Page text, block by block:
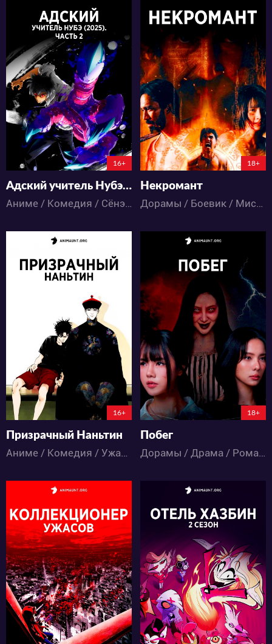
15889
65 15
16+
Адский учитель Нубэ (2025). Часть 2
Аниме / Комедия / Сёнэн / Ужасы / Школа
8825
19 12
18+
Некромант
Дорамы / Боевик / Мистика / Ужасы
34222
96 53
16+
Призрачный Наньтин
Аниме / Комедия / Ужасы / Экшен
9647
15
18+
Побег
Дорамы / Драма / Романтика / Ужасы
10349
9 0
13545
85 46